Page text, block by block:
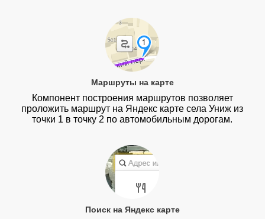
Маршруты на карте
Компонент построения маршрутов позволяет
проложить маршрут на Яндекс карте села Униж из
точки 1 в точку 2 по автомобильным дорогам.
Поиск на Яндекс карте